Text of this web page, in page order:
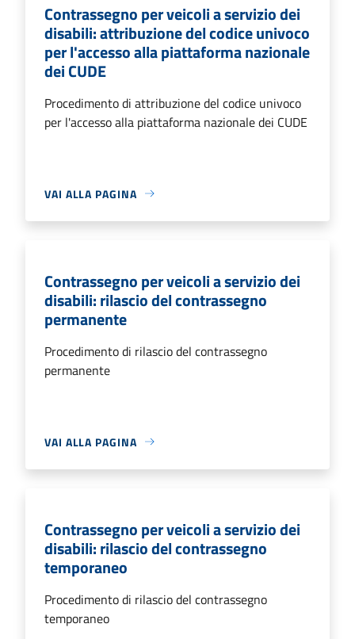
Contrassegno per veicoli a servizio dei
disabili: attribuzione del codice univoco
per l'accesso alla piattaforma nazionale
dei CUDE
Procedimento di attribuzione del codice univoco
per l'accesso alla piattaforma nazionale dei CUDE
VAI ALLA PAGINA
Contrassegno per veicoli a servizio dei
disabili: rilascio del contrassegno
permanente
Procedimento di rilascio del contrassegno
permanente
VAI ALLA PAGINA
Contrassegno per veicoli a servizio dei
disabili: rilascio del contrassegno
temporaneo
Procedimento di rilascio del contrassegno
temporaneo